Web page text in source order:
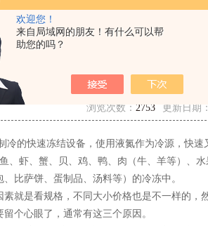
欢迎您！
来自局域网的朋友！有什么可以帮
助您的吗？
>> 购买液氮冷冻机，如果价格很便宜要留心这
购买液氮冷冻机，如果价格很
浏览次数： 2753 更新日期：
冷的快速冻结设备，使用液氮作为冷源，快
、虾、蟹、贝、鸡、鸭、肉（牛、羊等）、
比萨饼、蛋制品、汤料等）的冷冻中。
是看规格，不同大小价格也是不一样的，
个心眼了，通常有这三个原因。